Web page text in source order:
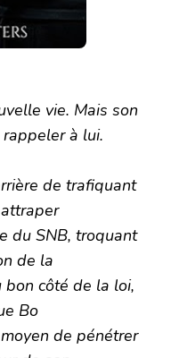
vie. Mais son
à lui.
de trafiquant
du SNB, troquant
de la
côté de la loi,
Bo
de pénétrer